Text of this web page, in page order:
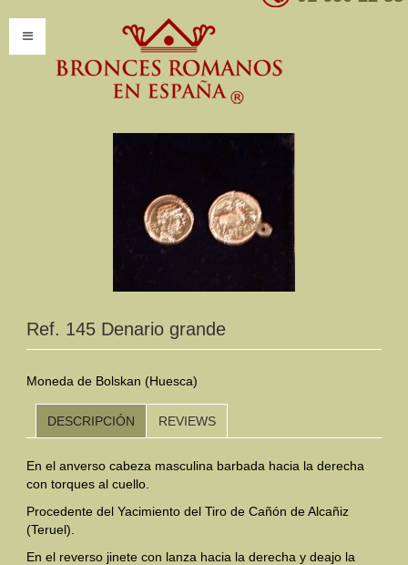
Presentación
Catálogo Completo
Mundo Romano
Otras Civilizaciones
Trabajos Especiales
Referencias
Ref. 145 Denario grande
Moneda de Bolskan (Huesca)
DESCRIPCIÓN REVIEWS
En el anverso cabeza masculina barbada hacia la derecha
con torques al cuello.
Procedente del Yacimiento del Tiro de Cañón de Alcañiz
(Teruel).
En el reverso jinete con lanza hacia la derecha y deajo la